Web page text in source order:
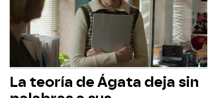
La teoría de Ágata deja sin